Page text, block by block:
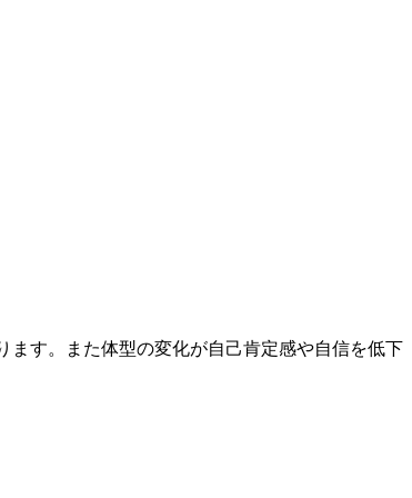
ます。また体型の変化が自己肯定感や自信を低下